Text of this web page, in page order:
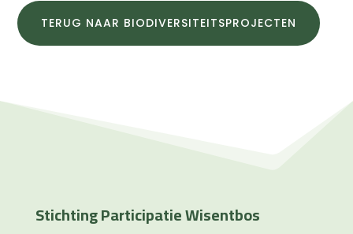
TERUG NAAR BIODIVERSITEITSPROJECTEN
Stichting Participatie Wisentbos